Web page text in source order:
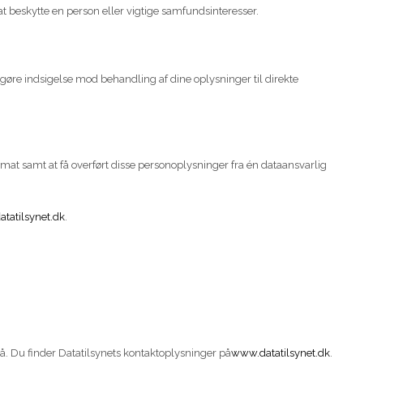
en person eller vigtige samfundsinteresser.
indsigelse mod behandling af dine oplysninger til direkte
samt at få overført disse personoplysninger fra én dataansvarlig
.
Du finder Datatilsynets kontaktoplysninger påwww.datatilsynet.dk.